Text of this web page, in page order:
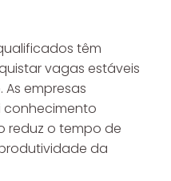
têm
vagas estáveis
empresas
conhecimento
reduz o tempo de
da